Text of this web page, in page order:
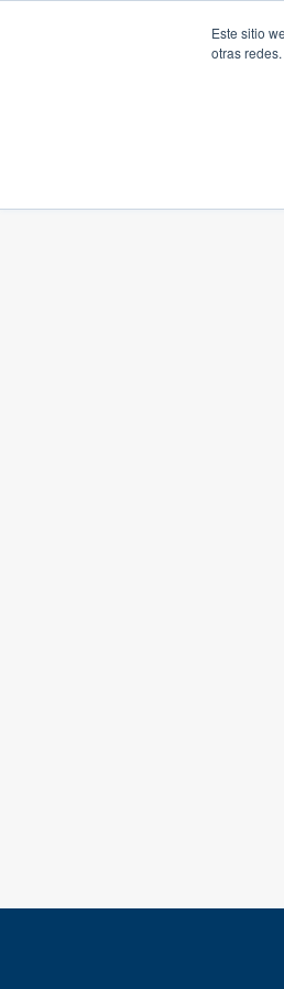
Este sitio
otras